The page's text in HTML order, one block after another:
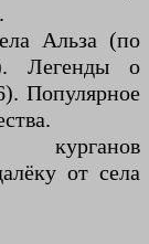
Альза (по
Легенды о
Популярное
от села